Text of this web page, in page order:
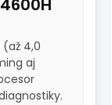
(až 4,0
aj